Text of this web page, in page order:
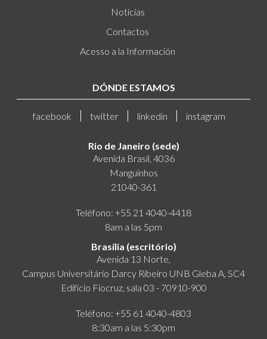
Noticias
Contactos
Acesso a la Información
DÓNDE ESTAMOS
facebook twitter linkedin instagram
Rio de Janeiro (sede)
Avenida Brasil, 4036
Manguinhos
21040-361
Teléfono: +55 21 4040-4418
8am a las 5pm
Brasília (escritório)
Avenida 13 Norte,
Campus Universitário Darcy Ribeiro UNB Gleba A, SC4
Edifício Fiocruz, sala 03 - 70910-900
Teléfono: +55 61 4040-4803
8:30am a las 5:30pm